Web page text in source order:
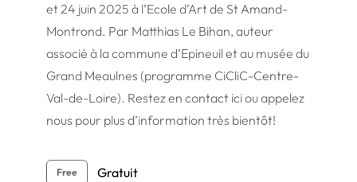
et 24 juin 2025 à l’Ecole d’Art de St Amand-
Montrond. Par Matthias Le Bihan, auteur
associé à la commune d’Epineuil et au musée du
Grand Meaulnes (programme CiCliC-Centre-
Val-de-Loire). Restez en contact ici ou appelez
nous pour plus d’information très bientôt!
Free Gratuit